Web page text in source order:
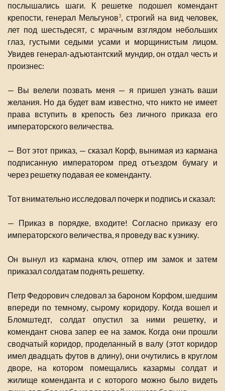
послышались шаги. К решетке подошел комендант
крепости, генерал Мельгунов3, строгий на вид человек,
лет под шестьдесят, с мрачным взглядом небольших
глаз, густыми седыми усами и морщинистым лицом.
Увидев генерал-адъютантский мундир, он отдал честь и
произнес:
— Вы велели позвать меня — я пришел узнать ваши
желания. Но да будет вам известно, что никто не имеет
права вступить в крепость без личного приказа его
императорского величества.
— Вот этот приказ, — сказал Корф, вынимая из кармана
подписанную императором пред отъездом бумагу и
через решетку подавая ее коменданту.
Тот внимательно исследовал почерк и подпись и сказал:
— Приказ в порядке, входите! Согласно приказу его
императорского величества, я проведу вас к узнику.
Он вынул из кармана ключ, отпер им замок и затем
приказал солдатам поднять решетку.
Петр Федорович следовал за бароном Корфом, шедшим
впереди по темному, сырому коридору. Когда вошел и
Бломштедт, солдат опустил за ними решетку, и
комендант снова запер ее на замок. Когда они прошли
сводчатый коридор, проделанный в валу (этот коридор
имел двадцать футов в длину), они очутились в круглом
дворе, на котором помещались казармы солдат и
жилище коменданта и с которого можно было видеть